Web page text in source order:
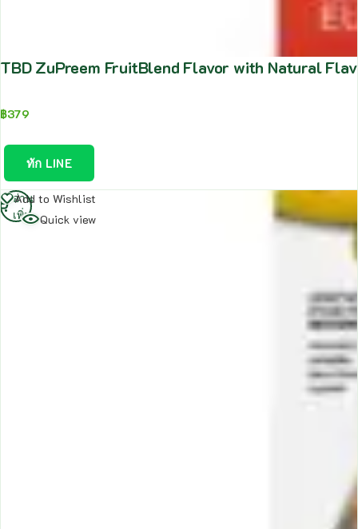
TBD ZuPreem FruitBlend Flavor with Natural
฿379
ทัก LINE
Add to Wishlist
Quick view
อ่าน
เพิ่ม